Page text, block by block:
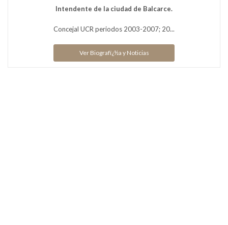
Intendente de la ciudad de Balcarce.
Concejal UCR periodos 2003-2007; 20...
Ver Biografï¿½a y Noticias